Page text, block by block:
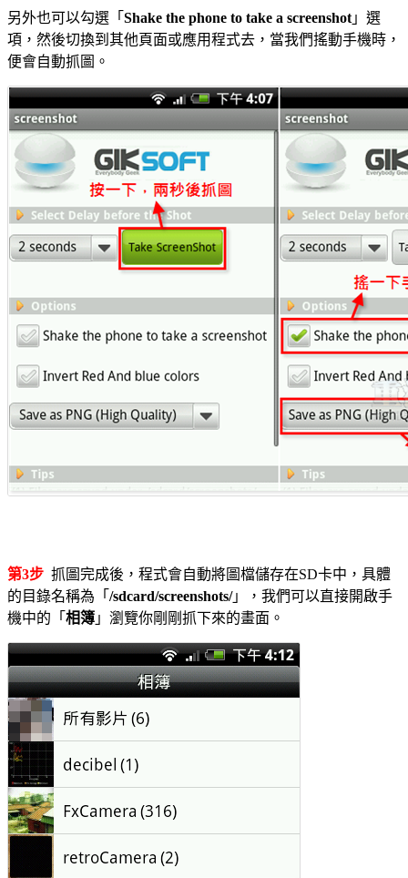
另外也可以勾選「 Shake the phone to take a screenshot 」選
項，然後切換到其他頁面或應用程式去，當我們搖動手機時，
便會自動抓圖。
第3步 抓圖完成後，程式會自動將圖檔儲存在SD卡中，具體
的目錄名稱為「 /sdcard/screenshots/」，我們可以直接開啟手
機中的「 相簿 」瀏覽你剛剛抓下來的畫面。